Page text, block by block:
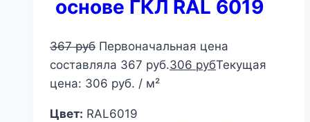
основе ГКЛ RAL 6019
367руб Первоначальная цена
составляла 367 руб.306 рубТекущая
цена: 306 руб. / м²
Цвет: RAL6019